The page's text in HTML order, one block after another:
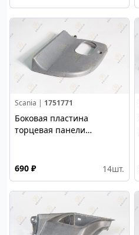
Scania | 1751771
Боковая пластина
торцевая панели
690 ₽ 14шт.